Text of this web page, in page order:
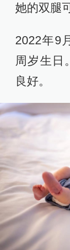
她的双腿
2022年9
周岁生日
良好。